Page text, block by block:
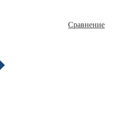
Сравнение